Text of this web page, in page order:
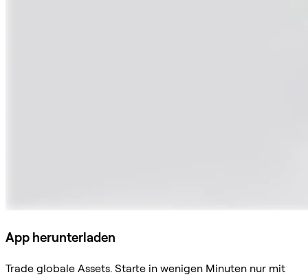
App herunterladen
Trade globale Assets. Starte in wenigen Minuten nur mit